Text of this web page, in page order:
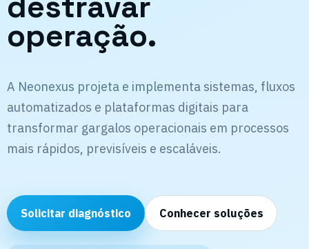
operação.
A Neonexus projeta e implementa sistemas, fluxos
automatizados e plataformas digitais para
transformar gargalos operacionais em processos
mais rápidos, previsíveis e escaláveis.
Solicitar diagnóstico Conhecer soluções